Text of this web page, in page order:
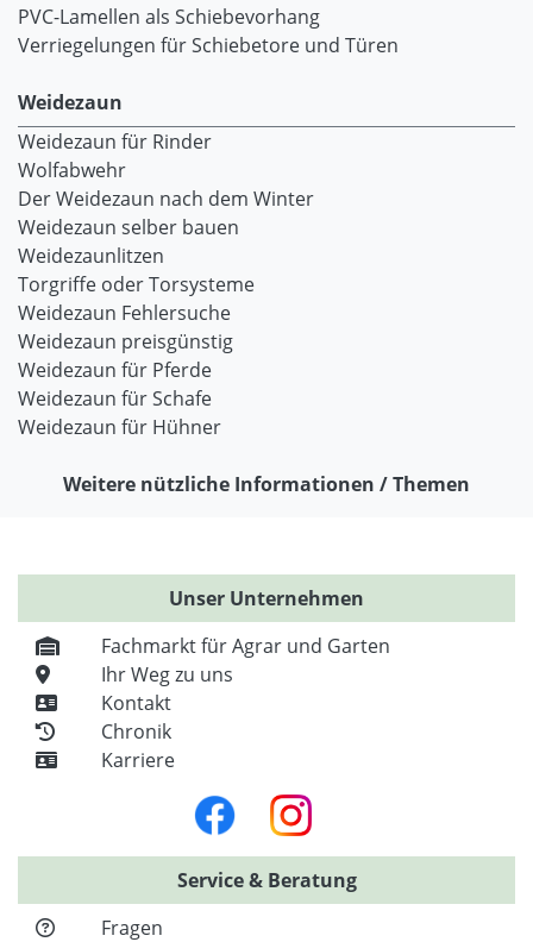
PVC-Lamellen als Schiebevorhang
Verriegelungen für Schiebetore und Türen
Weidezaun
Weidezaun für Rinder
Wolfabwehr
Der Weidezaun nach dem Winter
Weidezaun selber bauen
Weidezaunlitzen
Torgriffe oder Torsysteme
Weidezaun Fehlersuche
Weidezaun preisgünstig
Weidezaun für Pferde
Weidezaun für Schafe
Weidezaun für Hühner
Weitere nützliche Informationen / Themen
Unser Unternehmen
Fachmarkt für Agrar und Garten
Ihr Weg zu uns
Kontakt
Chronik
Karriere
Service & Beratung
Fragen